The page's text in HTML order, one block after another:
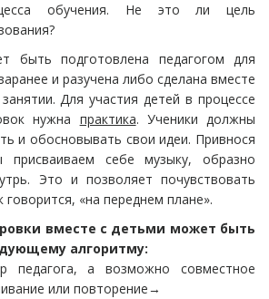
обучения. Не это ли цель
быть подготовлена педагогом для
и разучена либо сделана вместе
Для участия детей в процессе
нужна практика. Ученики должны
и обосновывать свои идеи. Привнося
присваиваем себе музыку, образно
Это и позволяет почувствовать
говорится, «на переднем плане».
вместе с детьми может быть
алгоритму:
педагога, а возможно совместное
или повторение→